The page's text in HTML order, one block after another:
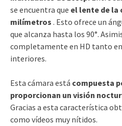
se encuentra que el lente de la
milímetros . Esto ofrece un
que alcanza hasta los 90°.
completamente en HD tanto
interiores.
Esta cámara está compuesta
proporcionan un visión
Gracias a esta característica
como vídeos muy nítidos.